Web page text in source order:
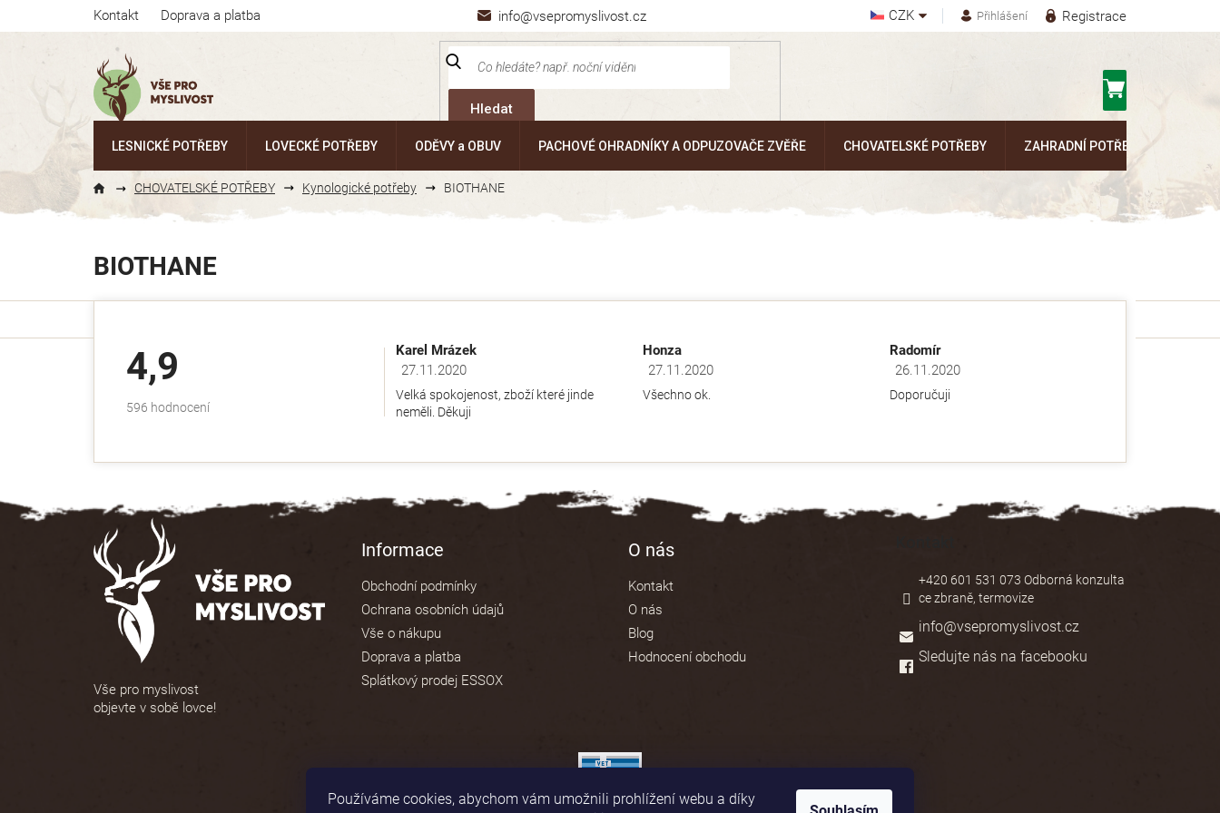
Používáme cookies, abychom vám umožnili prohlížení webu a díky
info@vsepromyslivost.cz
Kontakt Doprava a platba CZK Registrace
Přihlášení
Hledat
LESNICKÉ POTŘEBY LOVECKÉ POTŘEBY ODĚVY a OBUV PACHOVÉ OHRADNÍKY A ODPUZOVAČE ZVĚŘE CHOVATELSKÉ POTŘEBY ZAHRADNÍ POTŘEBY
CHOVATELSKÉ POTŘEBY Kynologické potřeby BIOTHANE
BIOTHANE
4,9
Průměrné
5
hvězdiček.
596 hodnocení
Karel Mrázek
Hodnocení obchodu je 5 z 5 hvězdiček.
27.11.2020
Velká spokojenost, zboží které jinde
neměli. Děkuji
Honza
Hodnocení obchodu je 5 z 5 hvězdiček.
27.11.2020
Všechno ok.
Radomír
Hodnocení obchodu je 5 z 5 hvězdiček.
26.11.2020
Doporučuji
Vše pro myslivost
objevte v sobě lovce!
Informace
Obchodní podmínky
Ochrana osobních údajů
Vše o nákupu
Doprava a platba
Splátkový prodej ESSOX
O nás
Kontakt
O nás
Blog
Hodnocení obchodu
info@vsepromyslivost.cz
+420 601 531 073 Odborná konzulta
ce zbraně, termovize
Sledujte nás na facebooku